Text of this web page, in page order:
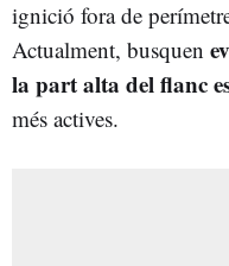
ignició fora de
Actualment, busquen
la part alta del flanc
més actives.